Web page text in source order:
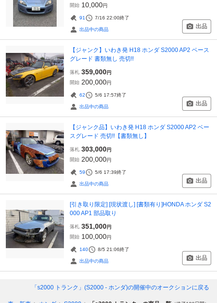
開始 10,000円
91 7/16 22:00終了
出品中の商品 出品
【ジャンク】いわき発 H18 ホンダ S2000 AP2 ベース
グレード 書類無し 売切!!
落札 359,000円
開始 200,000円
62 5/6 17:57終了
出品中の商品 出品
【ジャンク品】いわき発 H18 ホンダ S2000 AP2 ベー
スグレード 売切!!【書類無し】
落札 303,000円
開始 200,000円
59 5/6 17:39終了
出品中の商品 出品
[引き取り限定] [現状渡し] [書類有り]HONDA ホンダ S2
000 AP1 部品取り
落札 351,000円
開始 100,000円
140 8/5 21:06終了
出品中の商品 出品
「s2000 トランク」(S2000 - ホンダ)の開催中のオークションに戻る